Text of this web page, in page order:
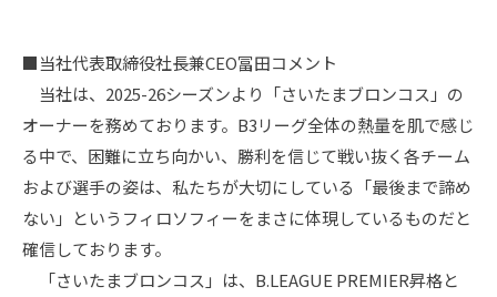
■当社代表取締役社長兼CEO冨田コメント
当社は、2025-26シーズンより「さいたまブロンコス」の
オーナーを務めております。B3リーグ全体の熱量を肌で感じ
る中で、困難に立ち向かい、勝利を信じて戦い抜く各チーム
および選手の姿は、私たちが大切にしている「最後まで諦め
ない」というフィロソフィーをまさに体現しているものだと
確信しております。
「さいたまブロンコス」は、B.LEAGUE PREMIER昇格と